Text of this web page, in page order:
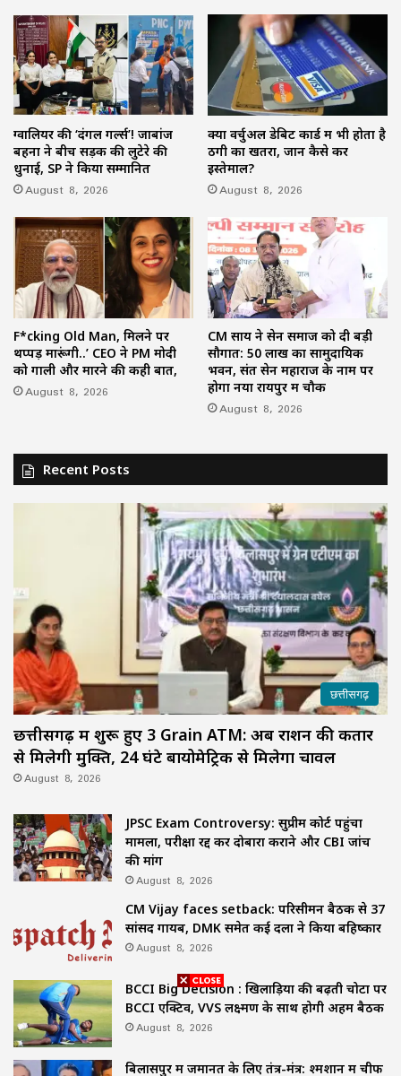
ग्वालियर की ‘दंगल गर्ल्स’! जाबांज
बहनों ने बीच सड़क की लुटेरे की
धुनाई, SP ने किया सम्मानित
August 8, 2026
क्या वर्चुअल डेबिट कार्ड में भी होता है
ठगी का खतरा, जानें कैसे करें
इस्तेमाल?
August 8, 2026
F*cking Old Man, मिलने पर
थप्पड़ मारूंगी..’ CEO ने PM मोदी
को गाली और मारने की कही बात,
August 8, 2026
CM साय ने सेन समाज को दी बड़ी
सौगात: 50 लाख का सामुदायिक
भवन, संत सेन महाराज के नाम पर
होगा नया रायपुर में चौक
August 8, 2026
Recent Posts
छत्तीसगढ़
छत्तीसगढ़ में शुरू हुए 3 Grain ATM: अब राशन की कतार
से मिलेगी मुक्ति, 24 घंटे बायोमेट्रिक से मिलेगा चावल
August 8, 2026
JPSC Exam Controversy: सुप्रीम कोर्ट पहुंचा
मामला, परीक्षा रद्द कर दोबारा कराने और CBI जांच
की मांग
August 8, 2026
CM Vijay faces setback: परिसीमन बैठक से 37
सांसद गायब, DMK समेत कई दलों ने किया बहिष्कार
August 8, 2026
BCCI Big Decision : खिलाड़ियों की बढ़ती चोटों पर
BCCI एक्टिव, VVS लक्ष्मण के साथ होगी अहम बैठक
August 8, 2026
बिलासपुर में जमानत के लिए तंत्र-मंत्र: श्मशान में चीफ